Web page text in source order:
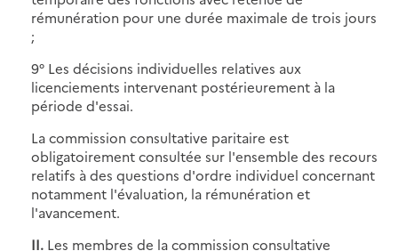
rémunération pour une durée maximale de trois jours
;
9° Les décisions individuelles relatives aux
licenciements intervenant postérieurement à la
période d'essai.
La commission consultative paritaire est
obligatoirement consultée sur l'ensemble des recours
relatifs à des questions d'ordre individuel concernant
notamment l'évaluation, la rémunération et
l'avancement.
II. Les membres de la commission consultative